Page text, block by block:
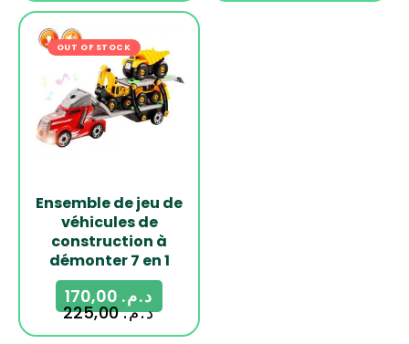
OUT OF STOCK -24%
Ensemble de jeu de
véhicules de
construction à
démonter 7 en 1
د.م.225,00
د.م.